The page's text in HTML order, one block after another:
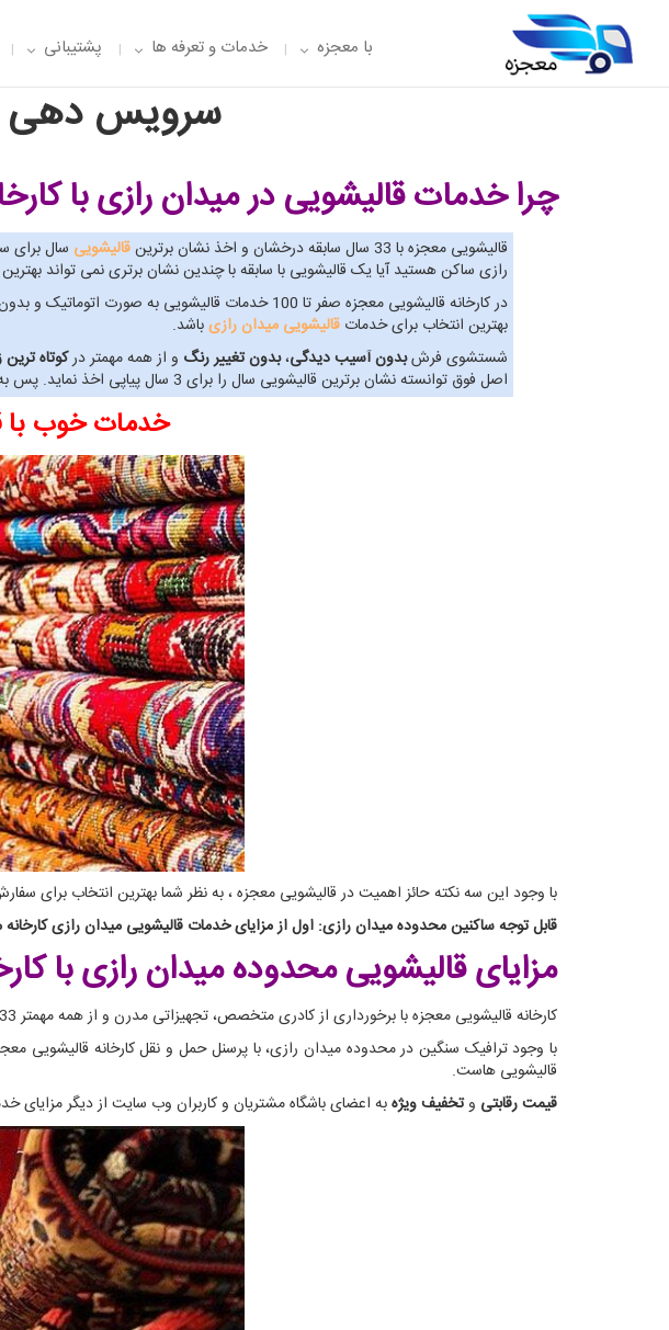
با معجزه خدمات و تعرفه ها پشتیبانی
سرویس دهی
چرا خدمات قالیشویی در میدان رازیبا
قالیشویی معجزه با 33 سال سابقه درخشان و اخذ نشان برترین قالیشویی سال برای
رازی ساکن هستید آیا یک قالیشویی با سابقه با چندین نشان برتری نمی تواند
در کارخانه قالیشویی معجزه صفر تا 100 خدمات
بهترین انتخاب برای خدمات قالیشویی میدان رازیباشد.
شستشوی فرشبدون آسیب دیدگی،بدون تغییر رنگ و از همه مهمتر درکوتاه
اصل فوق توانسته نشان برترین قالیشویی سال را برای 3 سال پیاپی اخذ نماید. پس به حق می توان گفت بهترین گزینه برای خدمات قالیشویی میدان رازی، قالیشویی معجزه است.
خدمات خوب با
با وجود این سه نکته حائز اهمیت در قالیشویی معجزه ، به نظر شما بهترین انتخاب برای
قابل توجه ساکنین محدوده میدان رازی: اول از مزایای خدمات قالیشویی میدان رازی
مزایای قالیشویی محدوده میدان رازیبا
کارخانه قالیشویی معجزه با برخورداری از کادری متخصص، تجهیزاتی مدرن و از همه مهمتر 33 سال تجربه می‌تواند در کوتاه ترین زمان ممکن شستشوی فرش های شما را انجام دهد.
با وجود ترافیک سنگین در محدوده میدان رازی، با پرسنل حمل و نقل کارخانه قالیشویی
قالیشویی هاست.
قیمت رقابتی وتخفیف ویژهبه اعضای باشگاه مشتریان و کاربران وب سایت از دیگر مزایای